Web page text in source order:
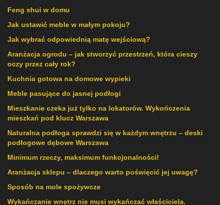
Feng shui w domu
Jak ustawić meble w małym pokoju?
Jak wybrać odpowiednią matę wejściową?
Aranżacja ogrodu – jak stworzyć przestrzeń, która cieszy
oczy przez cały rok?
Kuchnia gotowa na domowe wypieki
Meble pasujące do jasnej podłogi
Mieszkanie czeka już tylko na lokatorów. Wykończenia
mieszkań pod klucz Warszawa
Naturalna podłoga sprawdzi się w każdym wnętrzu – deski
podłogowe dębowe Warszawa
Minimum rzeczy, maksimum funkcjonalności!
Aranżacja sklepu – dlaczego warto poświęcić jej uwagę?
Sposób na mole spożywcze
Wykańczanie wnętrz nie musi wykańczać właściciela.